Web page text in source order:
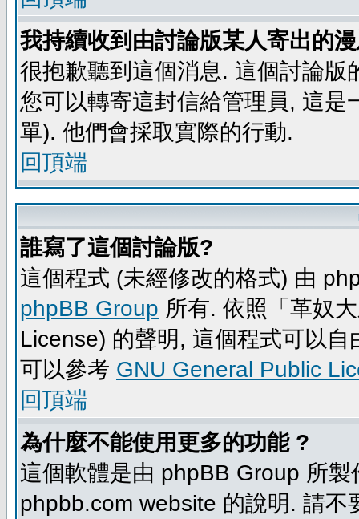
我持續收到由討論版某人寄出的
很抱歉聽到這個消息. 這個討論
您可以轉寄這封信給管理員, 這
單). 他們會採取實際的行動.
回頂端
誰寫了這個討論版?
這個程式 (未經修改的格式) 由
phpBB Group 所有. 依照「革奴
License) 的聲明, 這個程式可以
可以參考 GNU General Public
回頂端
為什麼不能使用更多的功能 ?
這個軟體是由 phpBB Group 所
phpbb.com website 的說明. 請